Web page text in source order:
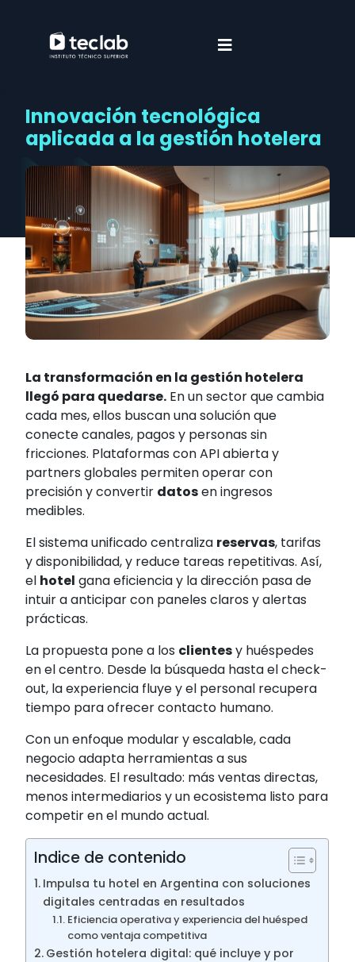
Innovación tecnológica
aplicada a la gestión hotelera
La transformación en la gestión hotelera
llegó para quedarse. En un sector que cambia
cada mes, ellos buscan una solución que
conecte canales, pagos y personas sin
fricciones. Plataformas con API abierta y
partners globales permiten operar con
precisión y convertir datosen ingresos
medibles.
El sistema unificado centraliza reservas, tarifas
y disponibilidad, y reduce tareas repetitivas. Así,
el hotel gana eficiencia y la dirección pasa de
intuir a anticipar con paneles claros y alertas
prácticas.
La propuesta pone a los clientesy huéspedes
en el centro. Desde la búsqueda hasta el check-
out, la experiencia fluye y el personal recupera
tiempo para ofrecer contacto humano.
Con un enfoque modular y escalable, cada
negocio adapta herramientas a sus
necesidades. El resultado: más ventas directas,
menos intermediarios y un ecosistema listo para
competir en el mundo actual.
Indice de contenido
Impulsa tu hotel en Argentina con soluciones
digitales centradas en resultados
Eficiencia operativa y experiencia del huésped
como ventaja competitiva
Gestión hotelera digital: qué incluye y por